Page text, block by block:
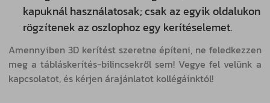
kapuknál használatosak; csak az egyik oldalukon
rögzítenek az oszlophoz egy kerítéselemet.
Amennyiben 3D kerítést szeretne építeni, ne feledkezzen
meg a tábláskerítés-bilincsekről sem! Vegye fel velünk a
kapcsolatot, és kérjen árajánlatot kollégáinktól!